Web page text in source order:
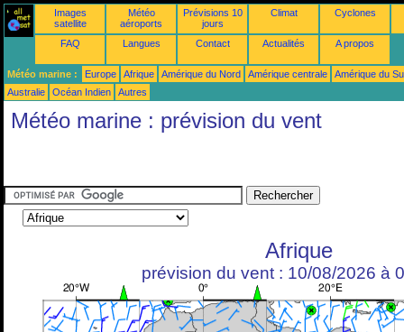
Images
satellite
Météo
aéroports
Prévisions 10
jours
Climat Cyclones
FAQ Langues Contact Actualités A propos
Météo marine : Europe Afrique Amérique du Nord Amérique centrale
Amérique du
Australie
Océan Indien Autres
Météo marine : prévision du vent
Afrique
prévision du vent : 10/08/2026 à